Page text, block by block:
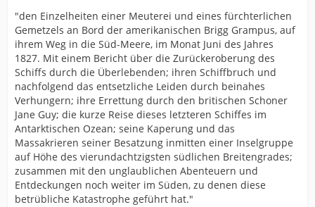
"den Einzelheiten einer Meuterei und eines fürchterlichen
Gemetzels an Bord der amerikanischen Brigg Grampus, auf
ihrem Weg in die Süd-Meere, im Monat Juni des Jahres
1827. Mit einem Bericht über die Zurückeroberung des
Schiffs durch die Überlebenden; ihren Schiffbruch und
nachfolgend das entsetzliche Leiden durch beinahes
Verhungern; ihre Errettung durch den britischen Schoner
Jane Guy; die kurze Reise dieses letzteren Schiffes im
Antarktischen Ozean; seine Kaperung und das
Massakrieren seiner Besatzung inmitten einer Inselgruppe
auf Höhe des vierundachtzigsten südlichen Breitengrades;
zusammen mit den unglaublichen Abenteuern und
Entdeckungen noch weiter im Süden, zu denen diese
betrübliche Katastrophe geführt hat."